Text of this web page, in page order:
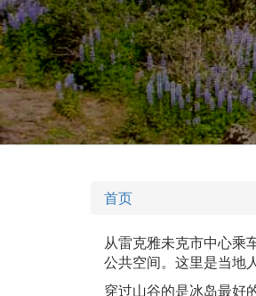
首页
从雷克雅未克市中心乘
公共空间。这里是当地
穿过山谷的是冰岛最好